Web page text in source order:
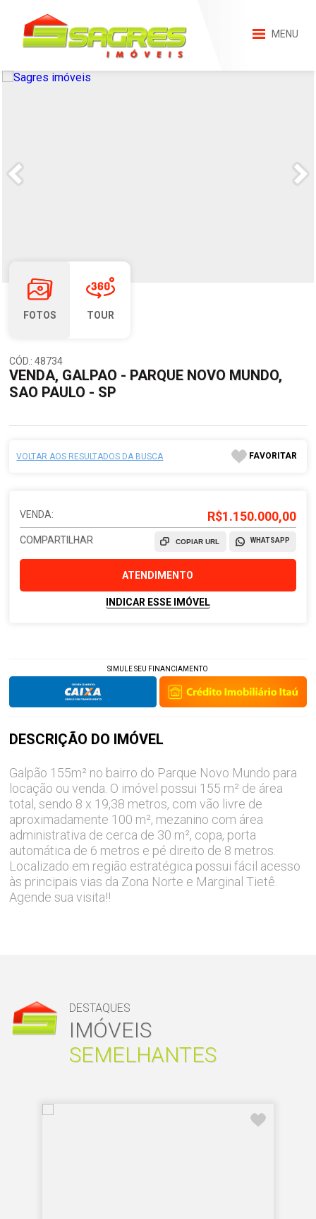
MENU
FOTOS TOUR
CÓD.: 48734
VENDA, GALPAO - PARQUE NOVO MUNDO,
SAO PAULO - SP
VOLTAR AOS RESULTADOS DA BUSCA FAVORITAR
VENDA: R$1.150.000,00
COMPARTILHAR WHATSAPP
COPIAR URL
ATENDIMENTO
INDICAR ESSE IMÓVEL
SIMULE SEU FINANCIAMENTO
DESCRIÇÃO DO IMÓVEL
Galpão 155m² no bairro do Parque Novo Mundo para
locação ou venda. O imóvel possui 155 m² de área
total, sendo 8 x 19,38 metros, com vão livre de
aproximadamente 100 m², mezanino com área
administrativa de cerca de 30 m², copa, porta
automática de 6 metros e pé direito de 8 metros.
Localizado em região estratégica possui fácil acesso
às principais vias da Zona Norte e Marginal Tietê.
Agende sua visita!!
DESTAQUES
IMÓVEIS
SEMELHANTES